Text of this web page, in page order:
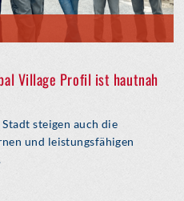
Village Profil ist hautnah
steigen auch die
und leistungsfähigen